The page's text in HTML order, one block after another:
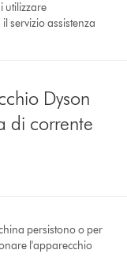
utilizzare
servizio assistenza
Dyson
di corrente
persistono o per
l'apparecchio